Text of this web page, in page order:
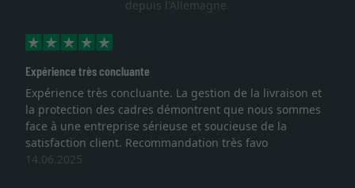
depuis l'Allemagne.
Expérience très concluante
Expérience très concluante. La gestion de la livraison et
la protection des cadres démontrent que nous sommes
face à une entreprise sérieuse et soucieuse de la
satisfaction client. Recommandation très favo
14.06.2025